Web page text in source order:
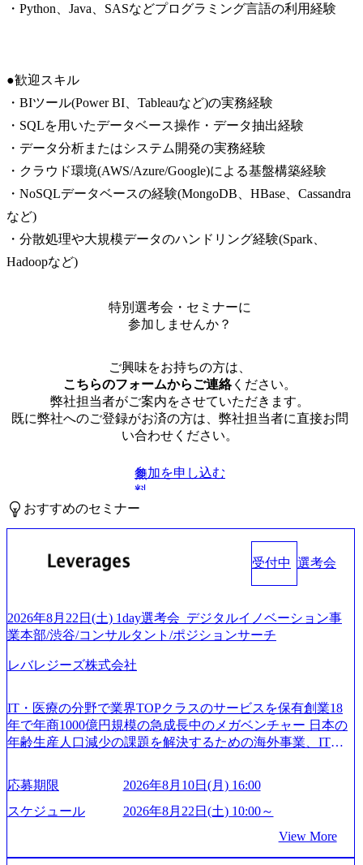
・Python、Java、SASなどプログラミング言語の利用経験
●歓迎スキル
・BIツール(Power BI、Tableauなど)の実務経験
・SQLを用いたデータベース操作・データ抽出経験
・データ分析またはシステム開発の実務経験
・クラウド環境(AWS/Azure/Google)による基盤構築経験
・NoSQLデータベースの経験(MongoDB、HBase、Cassandra
など)
・分散処理や大規模データのハンドリング経験(Spark、
Hadoopなど)
特別選考会・セミナーに
参加しませんか？
ご興味をお持ちの方は、
こちらのフォームからご連絡ください。
弊社担当者がご案内をさせていただきます。
既に弊社へのご登録がお済の方は、弊社担当者に直接お問
い合わせください。
無
料
参加を申し込む
おすすめのセミナー
受付中 選考会
2026年8月22日(土) 1day選考会_デジタルイノベーション事
業本部/渋谷/コンサルタント/ポジションサーチ
レバレジーズ株式会社
IT・医療の分野で業界TOPクラスのサービスを保有創業18
年で年商1000億円規模の急成長中のメガベンチャー 日本の
年齢生産人口減少の課題を解決するための海外事業、IT事
以上の事業を展開する オールインハウスの組織体制をとっ
ており社内で新しい事業開発などの人員調達できる 独立資
本経営をとっており、事業創造の自由度が高い https://storag
s/20240925162633_7242d0de-3e54-4f03-b076-00318d5c0dff_120
0x644.webp レバレジーズ株式会社 会社説明資料 (https://spea
応募期限
2026年8月10日(月) 16:00
スケジュール
2026年8月22日(土) 10:00～
View More